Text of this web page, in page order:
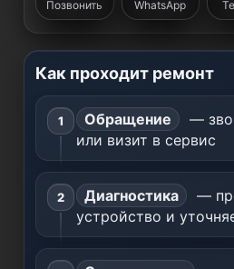
Позвонить WhatsApp
Как проходит ремонт
Обращение
—
или визит в сервис
Диагностика
—
устройство и